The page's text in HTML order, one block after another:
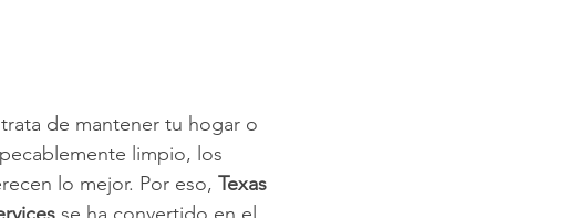
Consejos de Limpieza Estacionales
de mantener tu hogar o
limpio, los
lo mejor. Por eso, Texas